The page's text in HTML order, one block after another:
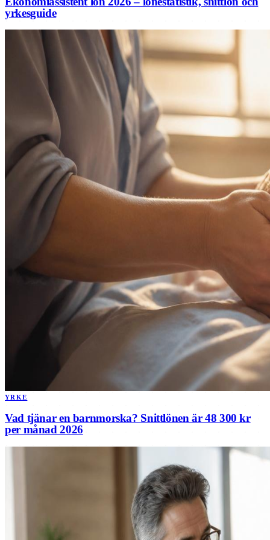
yrkesguide
YRKE
Vad tjänar en barnmorska? Snittlönen är 48 300 kr
per månad 2026